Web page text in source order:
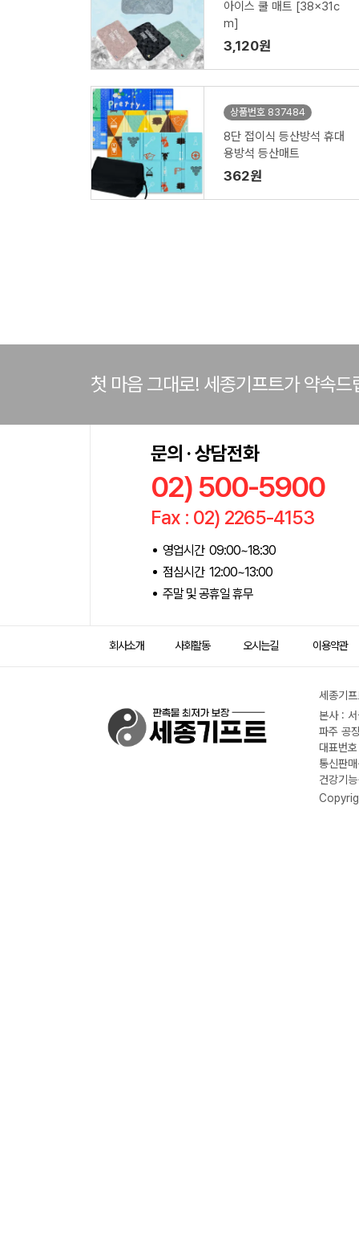
아이스 쿨 매트 [38x31c
m]
3,120원
상품번호 837484
8단 접이식 등산방석 휴대
용방석 등산매트
362원
첫 마음 그대로! 세종기프트가 약속드
문의 · 상담전화
02) 500-5900
Fax : 02) 2265-4153
영업시간 09:00~18:30
점심시간 12:00~13:00
주말 및 공휴일 휴무
회사소개 사회활동 오시는길 이용약관
세종기
본사 :
파주 공
대표번
통신판
건강기